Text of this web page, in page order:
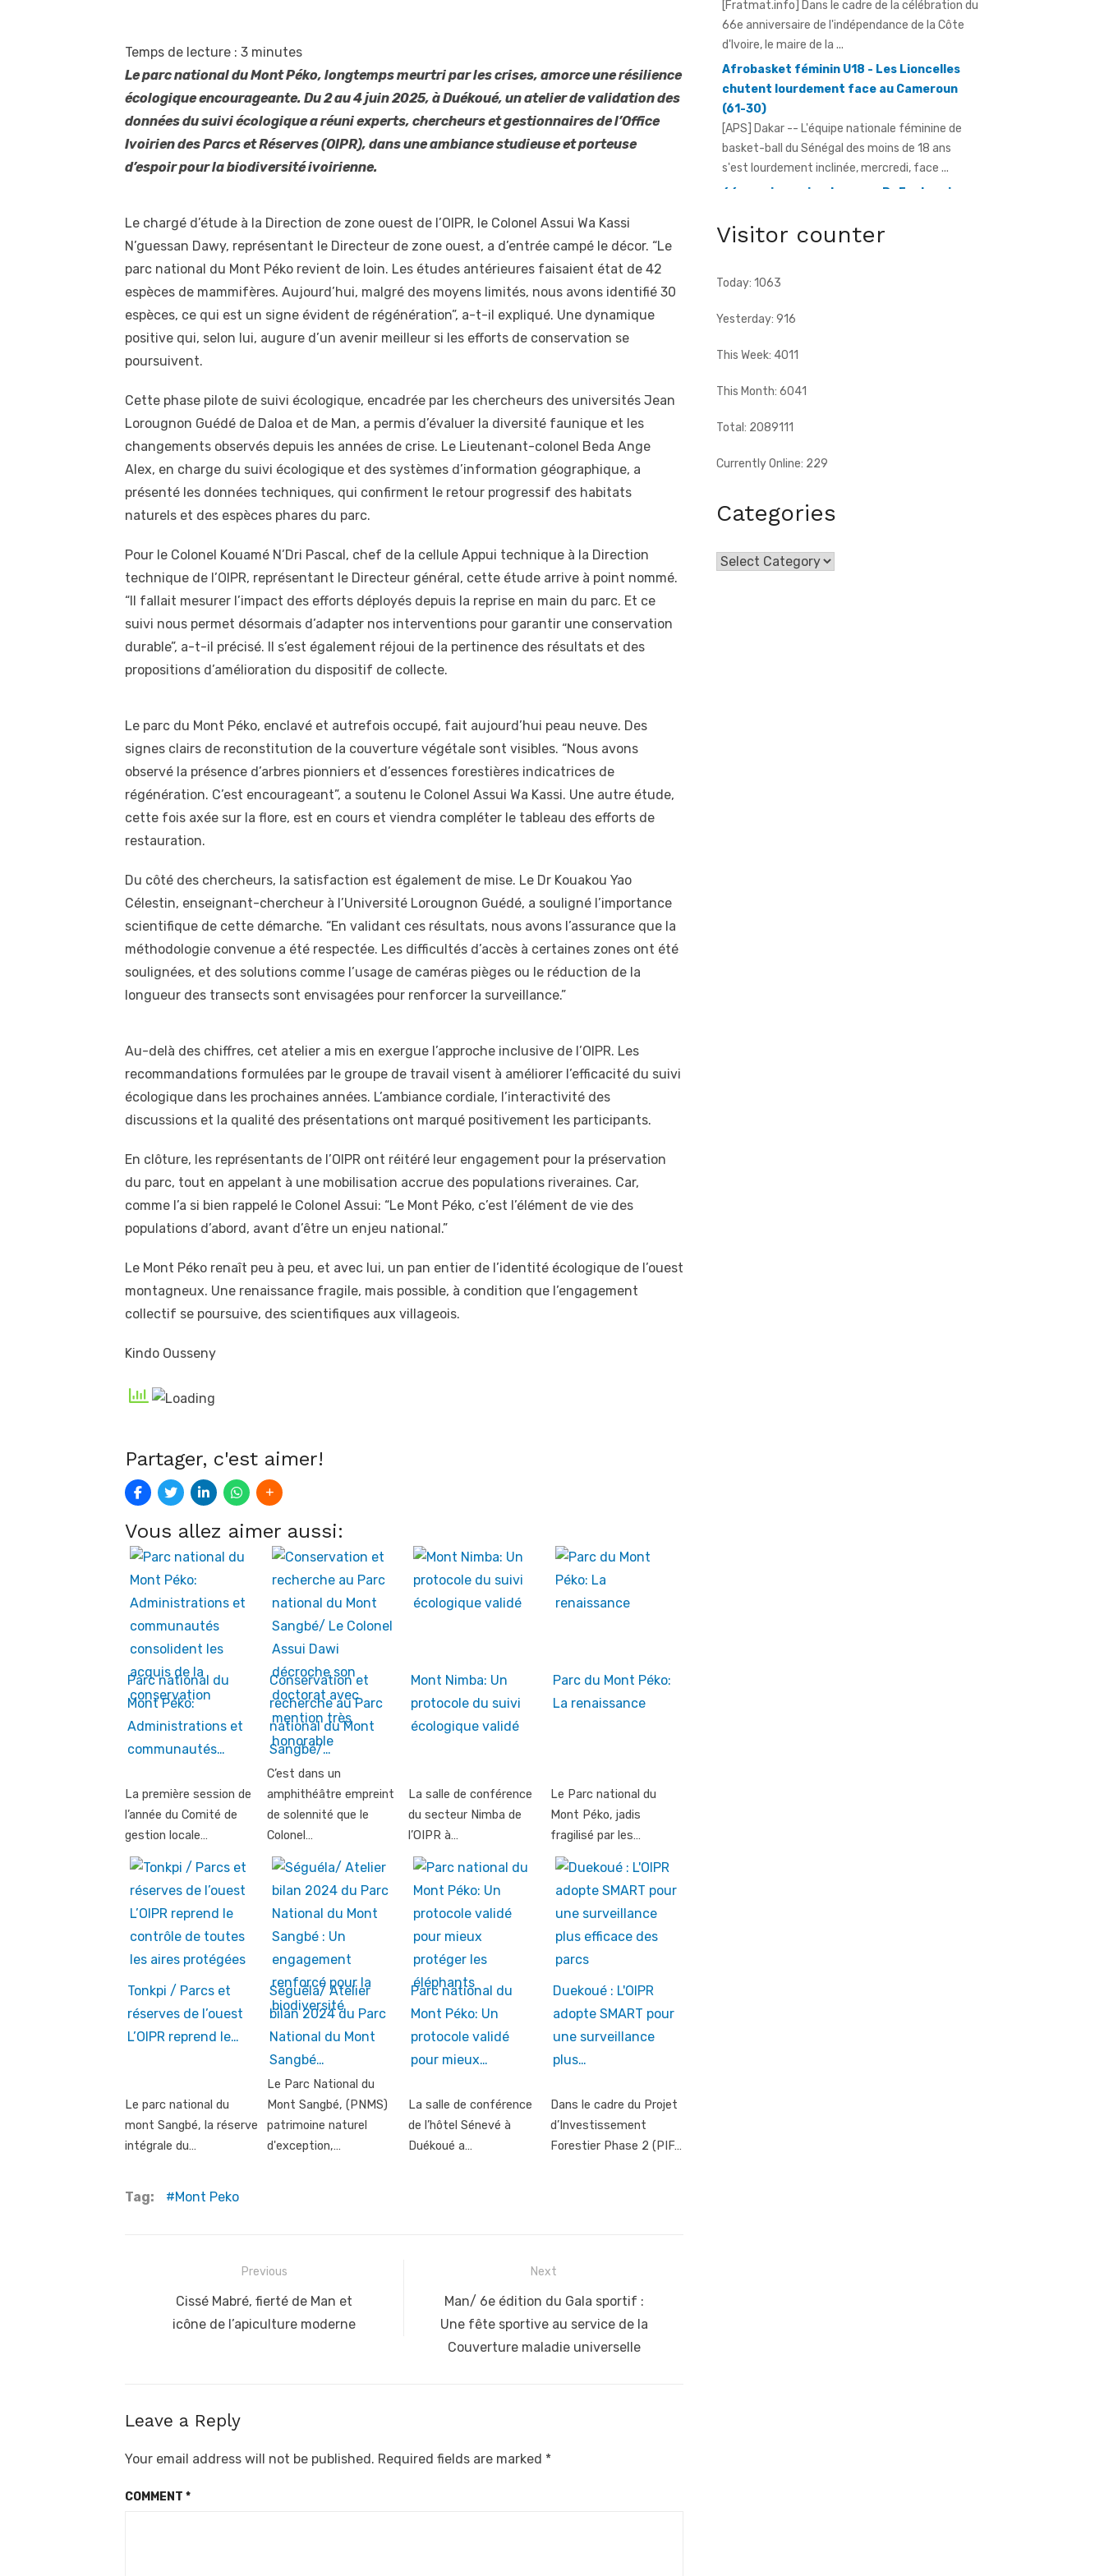
Temps de lecture : 3 minutes
Le parc national du Mont Péko, longtemps meurtri par les crises, amorce une résilience
écologique encourageante. Du 2 au 4 juin 2025, à Duékoué, un atelier de validation des
données du suivi écologique a réuni experts, chercheurs et gestionnaires de l’Office
Ivoirien des Parcs et Réserves (OIPR), dans une ambiance studieuse et porteuse
d’espoir pour la biodiversité ivoirienne.
Le chargé d’étude à la Direction de zone ouest de l’OIPR, le Colonel Assui Wa Kassi
N’guessan Dawy, représentant le Directeur de zone ouest, a d’entrée campé le décor. “Le
parc national du Mont Péko revient de loin. Les études antérieures faisaient état de 42
espèces de mammifères. Aujourd’hui, malgré des moyens limités, nous avons identifié 30
espèces, ce qui est un signe évident de régénération”, a-t-il expliqué. Une dynamique
positive qui, selon lui, augure d’un avenir meilleur si les efforts de conservation se
poursuivent.
Cette phase pilote de suivi écologique, encadrée par les chercheurs des universités Jean
Lorougnon Guédé de Daloa et de Man, a permis d’évaluer la diversité faunique et les
changements observés depuis les années de crise. Le Lieutenant-colonel Beda Ange
Alex, en charge du suivi écologique et des systèmes d’information géographique, a
présenté les données techniques, qui confirment le retour progressif des habitats
naturels et des espèces phares du parc.
Pour le Colonel Kouamé N’Dri Pascal, chef de la cellule Appui technique à la Direction
technique de l’OIPR, représentant le Directeur général, cette étude arrive à point nommé.
“Il fallait mesurer l’impact des efforts déployés depuis la reprise en main du parc. Et ce
suivi nous permet désormais d’adapter nos interventions pour garantir une conservation
durable”, a-t-il précisé. Il s’est également réjoui de la pertinence des résultats et des
propositions d’amélioration du dispositif de collecte.
Le parc du Mont Péko, enclavé et autrefois occupé, fait aujourd’hui peau neuve. Des
signes clairs de reconstitution de la couverture végétale sont visibles. “Nous avons
observé la présence d’arbres pionniers et d’essences forestières indicatrices de
régénération. C’est encourageant”, a soutenu le Colonel Assui Wa Kassi. Une autre étude,
cette fois axée sur la flore, est en cours et viendra compléter le tableau des efforts de
restauration.
Du côté des chercheurs, la satisfaction est également de mise. Le Dr Kouakou Yao
Célestin, enseignant-chercheur à l’Université Lorougnon Guédé, a souligné l’importance
scientifique de cette démarche. “En validant ces résultats, nous avons l’assurance que la
méthodologie convenue a été respectée. Les difficultés d’accès à certaines zones ont été
soulignées, et des solutions comme l’usage de caméras pièges ou le réduction de la
longueur des transects sont envisagées pour renforcer la surveillance.”
Au-delà des chiffres, cet atelier a mis en exergue l’approche inclusive de l’OIPR. Les
recommandations formulées par le groupe de travail visent à améliorer l’efficacité du suivi
écologique dans les prochaines années. L’ambiance cordiale, l’interactivité des
discussions et la qualité des présentations ont marqué positivement les participants.
En clôture, les représentants de l’OIPR ont réitéré leur engagement pour la préservation
du parc, tout en appelant à une mobilisation accrue des populations riveraines. Car,
comme l’a si bien rappelé le Colonel Assui: “Le Mont Péko, c’est l’élément de vie des
populations d’abord, avant d’être un enjeu national.”
Le Mont Péko renaît peu à peu, et avec lui, un pan entier de l’identité écologique de l’ouest
montagneux. Une renaissance fragile, mais possible, à condition que l’engagement
collectif se poursuive, des scientifiques aux villageois.
Kindo Ousseny
Partager, c'est aimer!
Vous allez aimer aussi:
Parc national du
Mont Péko:
Administrations et
communautés…
La première session de
l’année du Comité de
gestion locale…
Conservation et
recherche au Parc
national du Mont
Sangbé/…
C’est dans un
amphithéâtre empreint
de solennité que le
Colonel…
Mont Nimba: Un
protocole du suivi
écologique validé
La salle de conférence
du secteur Nimba de
l’OIPR à…
Parc du Mont Péko:
La renaissance
Le Parc national du
Mont Péko, jadis
fragilisé par les…
Tonkpi / Parcs et
réserves de l’ouest
L’OIPR reprend le…
Le parc national du
mont Sangbé, la réserve
intégrale du…
Séguéla/ Atelier
bilan 2024 du Parc
National du Mont
Sangbé…
Le Parc National du
Mont Sangbé, (PNMS)
patrimoine naturel
d'exception,…
Parc national du
Mont Péko: Un
protocole validé
pour mieux…
La salle de conférence
de l’hôtel Sénevé à
Duékoué a…
Duekoué : L'OIPR
adopte SMART pour
une surveillance
plus…
Dans le cadre du Projet
d’Investissement
Forestier Phase 2 (PIF…
Tag: Mont Peko
navigation
Previous
Previous
post:
Cissé Mabré, fierté de Man et
icône de l’apiculture moderne
Next
Next
post:
Man/ 6e édition du Gala sportif :
Une fête sportive au service de la
Couverture maladie universelle
Leave a Reply
Your email address will not be published. Required fields are marked *
COMMENT *
d'Ivoire, le maire de la ...
Afrobasket féminin U18 - Les Lioncelles
(61-30)
[APS] Dakar -- L'équipe nationale féminine de
basket-ball du Sénégal des moins de 18 ans
s'est lourdement inclinée, mercredi, face ...
66e anniversaire du pays - Dr Euphrasie
[Fratmat.info] À 72 heures de la célébration du
d'Ivoire, Dr Euphrasie N'Guessan, vice-présidente
Visitor counter
Today: 1063
Yesterday: 916
This Week: 4011
This Month: 6041
Total: 2089111
Currently Online: 229
Categories
Categories